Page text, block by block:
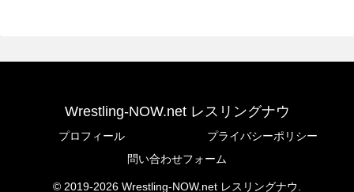
Wrestling-NOW.net レスリングナウ
プロフィール
プライバシーポリシー
問い合わせフォーム
© 2019-2026 Wrestling-NOW.net レスリングナウ.